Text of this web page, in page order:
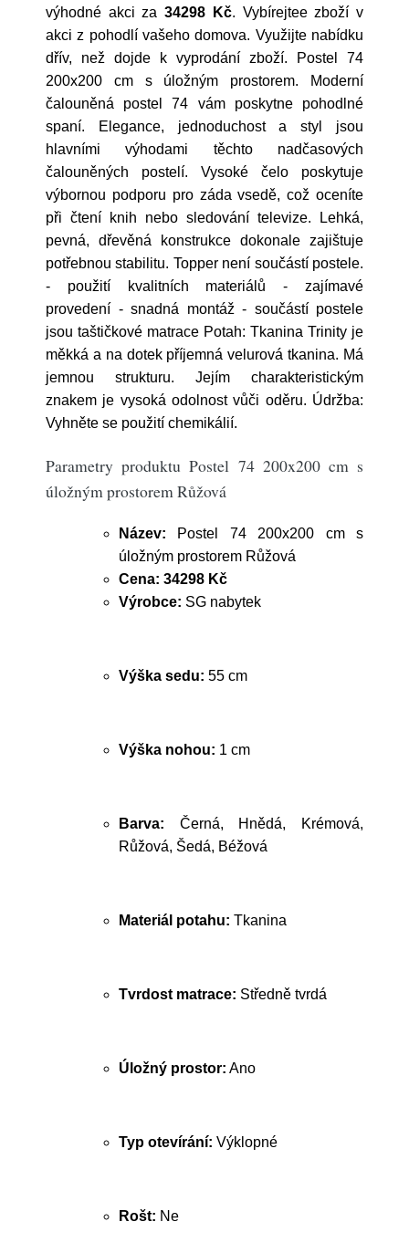
výhodné akci za34298 Kč. Vybírejtee zboží v
akci z pohodlí vašeho domova. Využijte nabídku
dřív, než dojde k vyprodání zboží. Postel 74
200x200 cm s úložným prostorem. Moderní
čalouněná postel 74 vám poskytne pohodlné
spaní. Elegance, jednoduchost a styl jsou
hlavními výhodami těchto nadčasových
čalouněných postelí. Vysoké čelo poskytuje
výbornou podporu pro záda vsedě, což oceníte
při čtení knih nebo sledování televize. Lehká,
pevná, dřevěná konstrukce dokonale zajištuje
potřebnou stabilitu. Topper není součástí postele.
- použití kvalitních materiálů - zajímavé
provedení - snadná montáž - součástí postele
jsou taštičkové matrace Potah: Tkanina Trinity je
měkká a na dotek příjemná velurová tkanina. Má
jemnou strukturu. Jejím charakteristickým
znakem je vysoká odolnost vůči oděru. Údržba:
Vyhněte se použití chemikálií.
Parametry produktu Postel 74 200x200 cm s
úložným prostorem Růžová
Název: Postel 74 200x200 cm s
úložným prostorem Růžová
Cena: 34298 Kč
Výrobce: SG nabytek
Výška sedu: 55 cm
Výška nohou: 1 cm
Barva: Černá, Hnědá, Krémová,
Růžová, Šedá, Béžová
Materiál potahu: Tkanina
Tvrdost matrace: Středně tvrdá
Úložný prostor: Ano
Typ otevírání: Výklopné
Rošt: Ne